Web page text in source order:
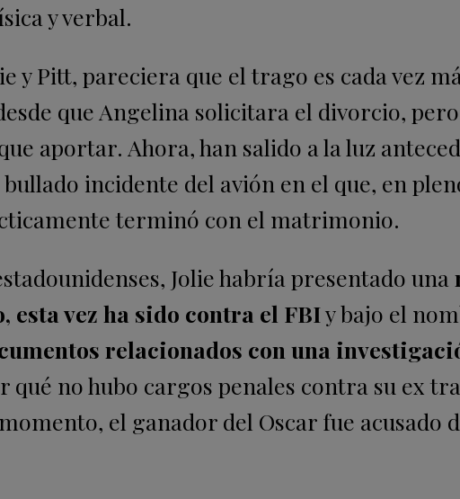
y verbal.
y Pitt, pareciera que el trago es cada vez
que Angelina solicitara el divorcio,
aportar. Ahora, han salido a la luz
incidente del avión en el que, en
terminó con el matrimonio.
Jolie habría presentado una
esta vez ha sido contra el FBIy bajo el
relacionados con una
qué no hubo cargos penales contra su ex
el ganador del Oscar fue acusado